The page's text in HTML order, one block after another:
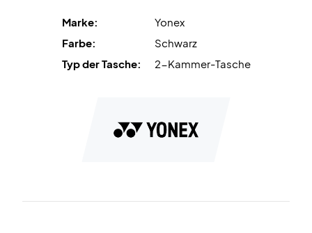
Marke:
Yonex
Farbe:
Schwarz
Typ der Tasche:
2-Kammer-Tasche